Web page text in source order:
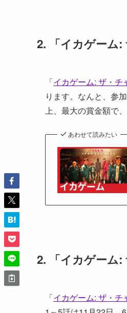
2. 「イカゲーム
「イカゲーム: ザ・チ
ります。なんと、参
上、最大の賞金額で
あわせて読みたい
2. 「イカゲーム
「イカゲーム: ザ・チ